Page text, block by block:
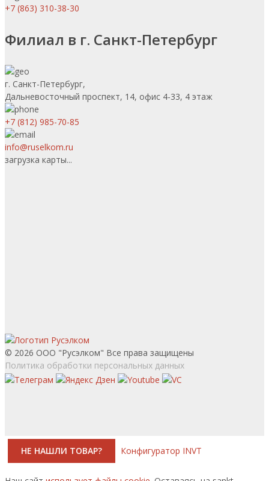
+7 (863) 310-38-30
Филиал в г. Санкт-Петербург
г. Санкт-Петербург,
Дальневосточный проспект, 14, офис 4-33, 4 этаж
+7 (812) 985-70-85
info@ruselkom.ru
загрузка карты...
© 2026 ООО "Русэлком" Все права защищены
Политика обработки персональных данных
НЕ НАШЛИ ТОВАР? Конфигуратор INVT